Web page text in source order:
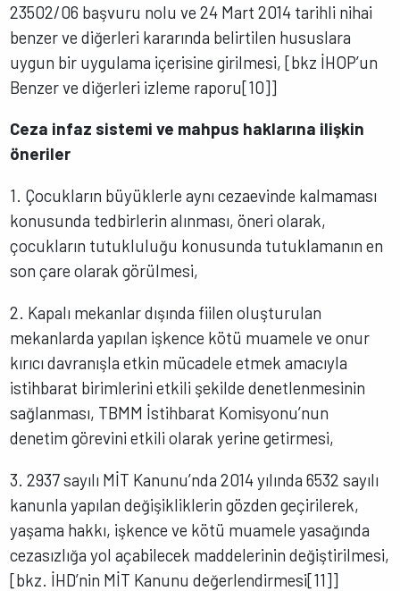
23502/06 başvuru nolu ve 24 Mart 2014 tarihli nihai
benzer ve diğerleri kararında belirtilen hususlara
uygun bir uygulama içerisine girilmesi, [bkz İHOP’un
Benzer ve diğerleri izleme raporu[10]]
Ceza infaz sistemi ve mahpus haklarına ilişkin
öneriler
1. Çocukların büyüklerle aynı cezaevinde kalmaması
konusunda tedbirlerin alınması, öneri olarak,
çocukların tutukluluğu konusunda tutuklamanın en
son çare olarak görülmesi,
2. Kapalı mekanlar dışında fiilen oluşturulan
mekanlarda yapılan işkence kötü muamele ve onur
kırıcı davranışla etkin mücadele etmek amacıyla
istihbarat birimlerini etkili şekilde denetlenmesinin
sağlanması, TBMM İstihbarat Komisyonu’nun
denetim görevini etkili olarak yerine getirmesi,
3. 2937 sayılı MİT Kanunu’nda 2014 yılında 6532 sayılı
kanunla yapılan değişikliklerin gözden geçirilerek,
yaşama hakkı, işkence ve kötü muamele yasağında
cezasızlığa yol açabilecek maddelerinin değiştirilmesi,
[bkz. İHD’nin MİT Kanunu değerlendirmesi[11]]